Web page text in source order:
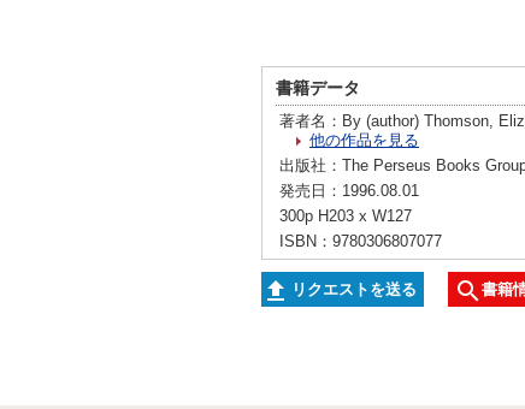
書籍データ
著者名：By (author) Thomson,
他の作品を見る
出版社：The Perseus Books
発売日：1996.08.01
300p H203 x W127
ISBN：9780306807077
リクエストを送る 書籍